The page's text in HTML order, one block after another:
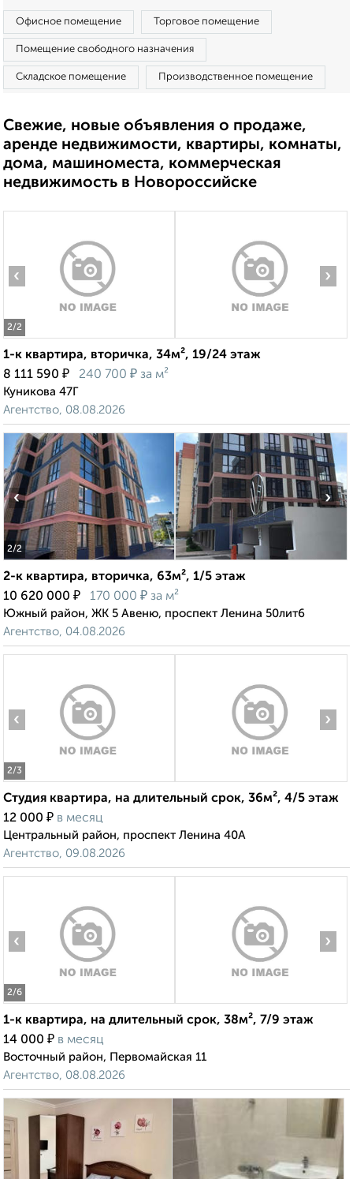
Офисное помещение Торговое помещение
Помещение свободного назначения
Складское помещение Производственное помещение
Свежие, новые объявления о продаже,
аренде недвижимости, квартиры, комнаты,
дома, машиноместа, коммерческая
недвижимость в Новороссийске
2/2
‹ ›
1-к квартира, вторичка, 34м², 19/24 этаж
8 111 590 ₽ 240 700 ₽ за м²
Куникова 47Г
Агентство, 08.08.2026
2/2
‹ ›
2-к квартира, вторичка, 63м², 1/5 этаж
10 620 000 ₽ 170 000 ₽ за м²
Южный район, ЖК 5 Авеню, проспект Ленина 50лит6
Агентство, 04.08.2026
2/3
‹ ›
Студия квартира, на длительный срок, 36м², 4/5 этаж
12 000 ₽ в месяц
Центральный район, проспект Ленина 40А
Агентство, 09.08.2026
2/6
‹ ›
1-к квартира, на длительный срок, 38м², 7/9 этаж
14 000 ₽ в месяц
Восточный район, Первомайская 11
Агентство, 08.08.2026